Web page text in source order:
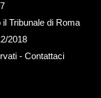
Tribunale di Roma
2018
- Contattaci